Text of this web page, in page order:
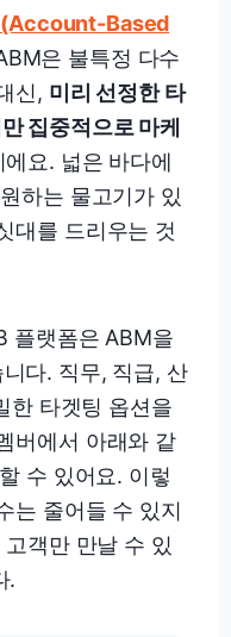
Based
은 불특정 다수
신, 미리 선정한 타
집중적으로 마케
에요. 넓은 바다에
하는 물고기가 있
대를 드리우는 것
플랫폼은 ABM을
다. 직무, 직급, 산
한 타겟팅 옵션을
버에서 아래와 같
수 있어요. 이렇
는 줄어들 수 있지
객만 만날 수 있
.